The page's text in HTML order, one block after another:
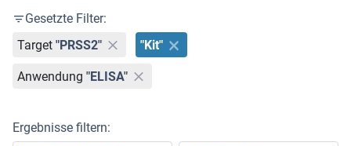
Gesetzte Filter:
Target "PRSS2" "Kit"
Anwendung "ELISA"
Ergebnisse filtern: